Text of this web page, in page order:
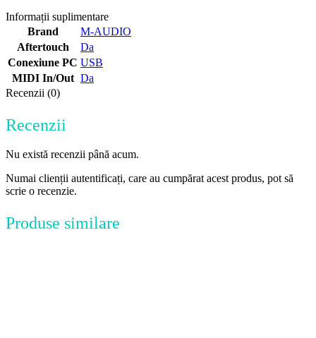
Informații suplimentare
Brand
M-AUDIO
Aftertouch
Da
Conexiune PC USB
MIDI In/Out Da
Recenzii (0)
Recenzii
Nu există recenzii până acum.
Numai clienții autentificați, care au cumpărat acest produs, pot să
scrie o recenzie.
Produse similare